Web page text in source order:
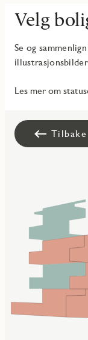
Velg
Se og
Les mer om
Tilbake